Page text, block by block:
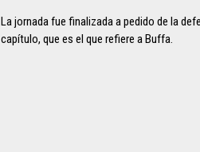
La jornada fue finalizada a pedido de la
capítulo, que es el que refiere a Buffa.